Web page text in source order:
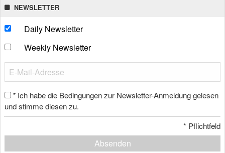
NEWSLETTER
Daily Newsletter
Weekly Newsletter
* Ich habe die Bedingungen zur Newsletter-Anmeldung gelesen
und stimme diesen zu.
* Pflichtfeld
Absenden